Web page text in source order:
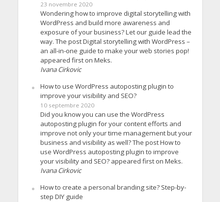
23 novembre 2020
Wondering how to improve digital storytelling with
WordPress and build more awareness and
exposure of your business? Let our guide lead the
way. The post Digital storytelling with WordPress –
an all-in-one guide to make your web stories pop!
appeared first on Meks.
Ivana Cirkovic
How to use WordPress autoposting plugin to
improve your visibility and SEO?
10 septembre 2020
Did you know you can use the WordPress
autoposting plugin for your content efforts and
improve not only your time management but your
business and visibility as well? The post How to
use WordPress autoposting plugin to improve
your visibility and SEO? appeared first on Meks.
Ivana Cirkovic
How to create a personal branding site? Step-by-
step DIY guide